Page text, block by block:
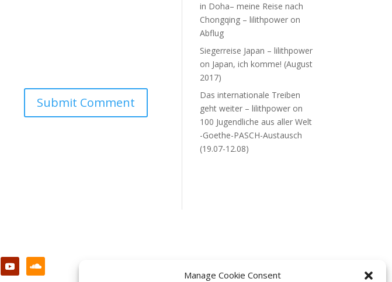
Manage Cookie Consent
in Doha– meine Reise nach
Chongqing – lilithpower on
Abflug
Siegerreise Japan – lilithpower
on Japan, ich komme! (August
2017)
Das internationale Treiben
geht weiter – lilithpower on
100 Jugendliche aus aller Welt
-Goethe-PASCH-Austausch
(19.07-12.08)